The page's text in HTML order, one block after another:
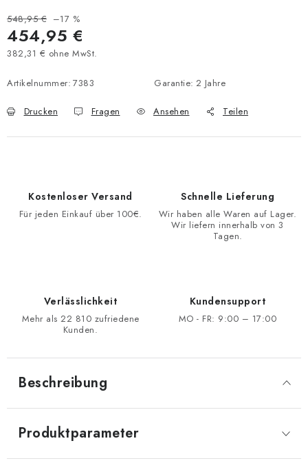
548,95 € –17 %
454,95 €
382,31 € ohne MwSt.
Artikelnummer: 7383 Garantie: 2 Jahre
Drucken Fragen Ansehen Teilen
Kostenloser Versand
Für jeden Einkauf über 100€.
Schnelle Lieferung
Wir haben alle Waren auf Lager.
Wir liefern innerhalb von 3
Tagen.
Verlässlichkeit
Mehr als 22 810 zufriedene
Kunden.
Kundensupport
MO - FR: 9:00 – 17:00
Beschreibung
Produktparameter